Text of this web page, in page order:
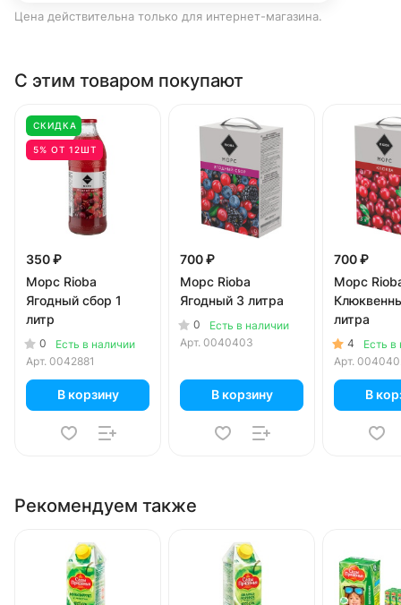
Цена действительна только для интернет-магазина.
С этим товаром покупают
СКИДКА
5% ОТ 12ШТ
350 ₽
Морс Rioba
Ягодный сбор 1
литр
0
Есть в наличии
Арт. 0042881
В корзину
700 ₽
Морс Rioba
Ягодный 3 литра
0
Есть в наличии
Арт. 0040403
В корзину
700 ₽
Морс
литра
4
Есть в
Арт.
В
Рекомендуем также